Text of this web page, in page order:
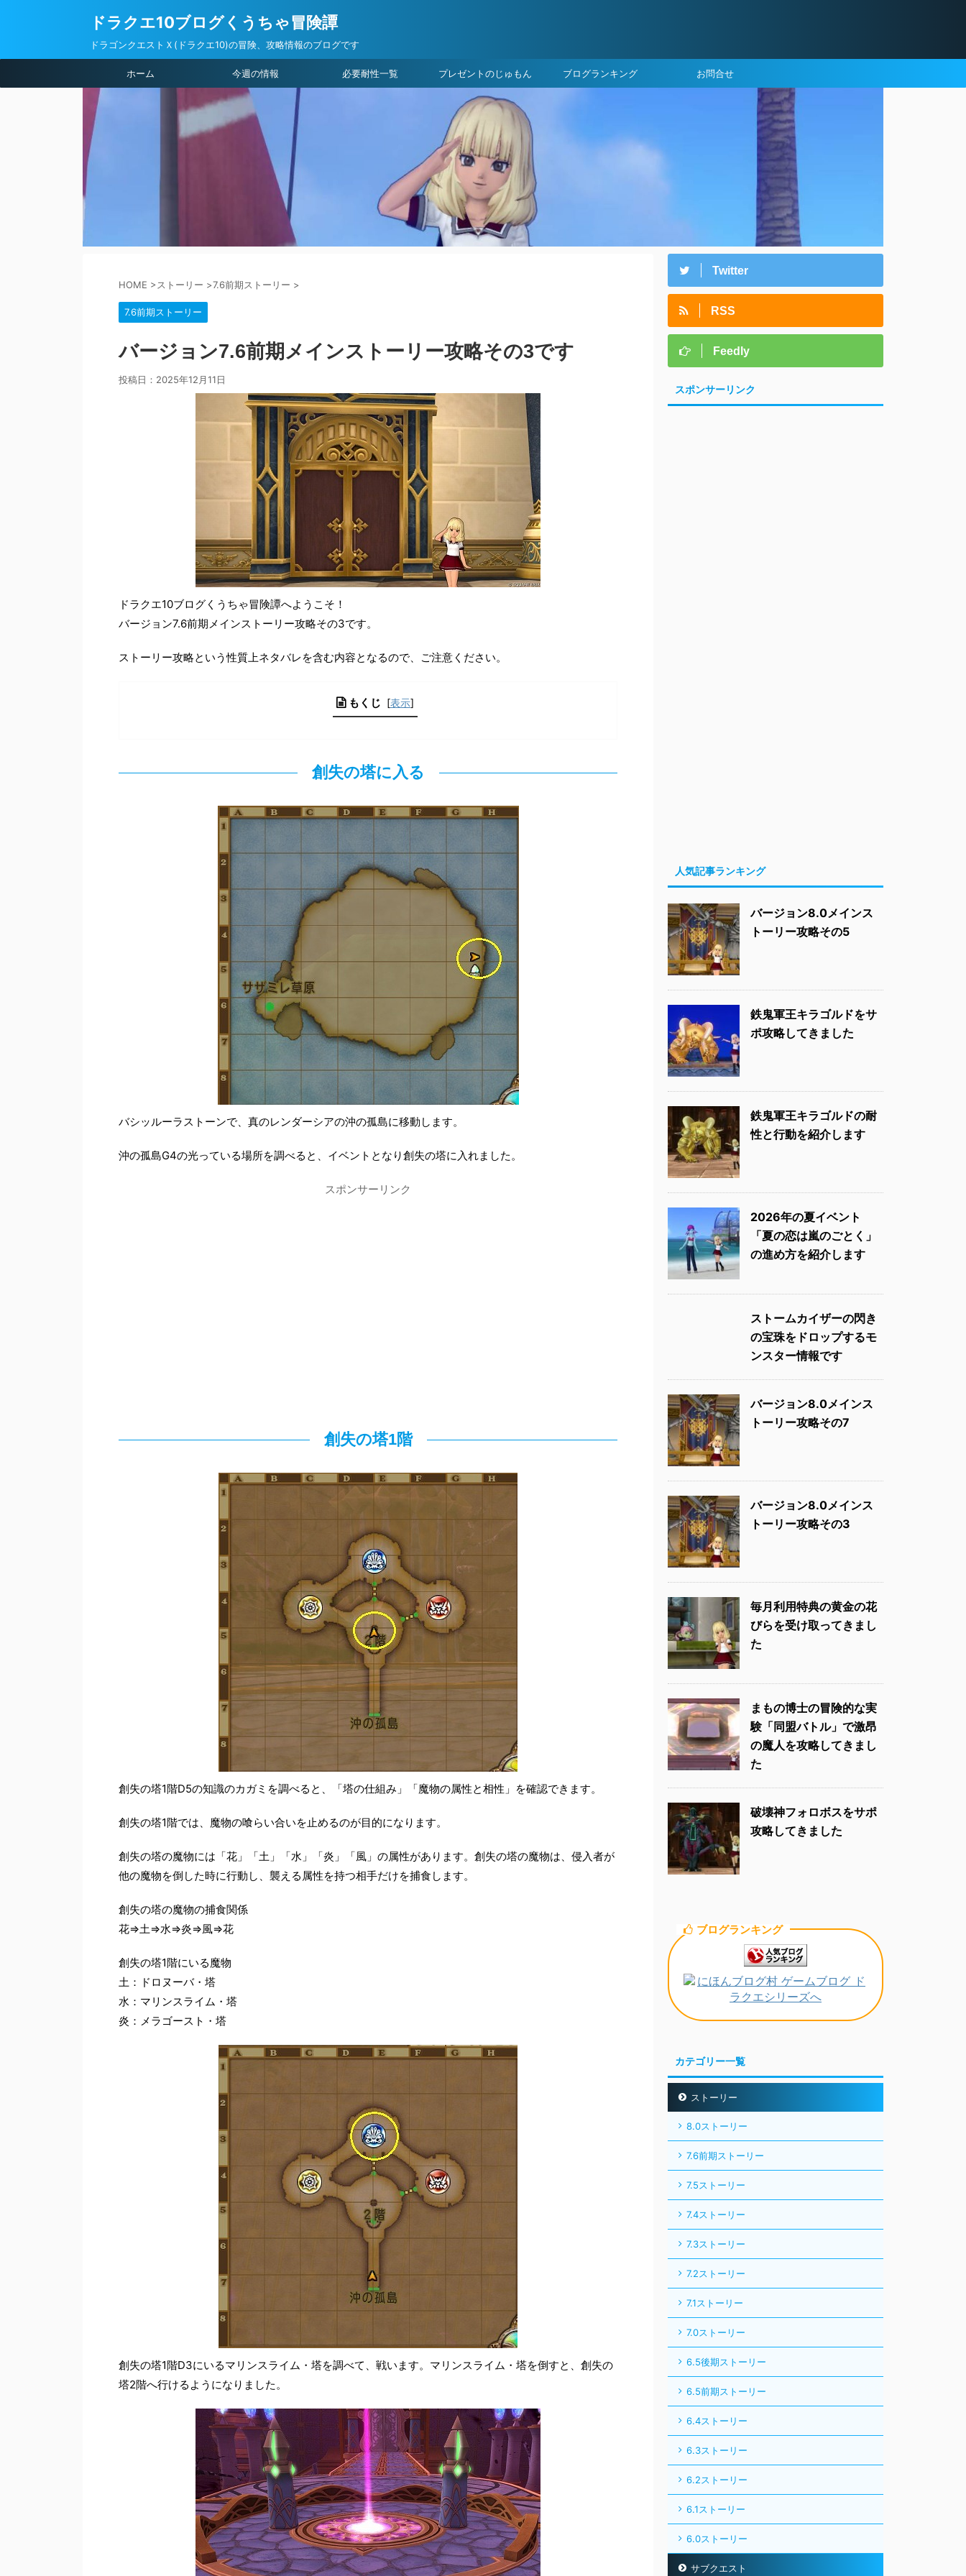
ドラクエ10ブログくうちゃ冒険譚
ドラゴンクエストＸ(ドラクエ10)の冒険、攻略情報のブログです
ホーム 今週の情報 必要耐性一覧 プレゼントのじゅもん ブログランキング お問合せ
HOME >ストーリー >7.6前期ストーリー >
7.6前期ストーリー
バージョン7.6前期メインストーリー攻略その3です
投稿日： 2025年12月11日
ドラクエ10ブログくうちゃ冒険譚へようこそ！
バージョン7.6前期メインストーリー攻略その3です。
ストーリー攻略という性質上ネタバレを含む内容となるので、ご注意ください。
もくじ [表示]
創失の塔に入る
バシッルーラストーンで、真のレンダーシアの沖の孤島に移動します。
沖の孤島G4の光っている場所を調べると、イベントとなり創失の塔に入れました。
スポンサーリンク
創失の塔1階
創失の塔1階D5の知識のカガミを調べると、「塔の仕組み」「魔物の属性と相性」を確認できます。
創失の塔1階では、魔物の喰らい合いを止めるのが目的になります。
創失の塔の魔物には「花」「土」「水」「炎」「風」の属性があります。創失の塔の魔物は、侵入者が
他の魔物を倒した時に行動し、襲える属性を持つ相手だけを捕食します。
創失の塔の魔物の捕食関係
花⇒土⇒水⇒炎⇒風⇒花
創失の塔1階にいる魔物
土：ドロヌーバ・塔
水：マリンスライム・塔
炎：メラゴースト・塔
創失の塔1階D3にいるマリンスライム・塔を調べて、戦います。マリンスライム・塔を倒すと、創失の
塔2階へ行けるようになりました。
Twitter
RSS
Feedly
スポンサーリンク
人気記事ランキング
バージョン8.0メインス
トーリー攻略その5
鉄鬼軍王キラゴルドをサ
ポ攻略してきました
鉄鬼軍王キラゴルドの耐
性と行動を紹介します
2026年の夏イベント
「夏の恋は嵐のごとく」
の進め方を紹介します
ストームカイザーの閃き
の宝珠をドロップするモ
ンスター情報です
バージョン8.0メインス
トーリー攻略その7
バージョン8.0メインス
トーリー攻略その3
毎月利用特典の黄金の花
びらを受け取ってきまし
た
まもの博士の冒険的な実
験「同盟バトル」で激昂
の魔人を攻略してきまし
た
破壊神フォロボスをサポ
攻略してきました
ブログランキング
カテゴリー一覧
ストーリー
8.0ストーリー
7.6前期ストーリー
7.5ストーリー
7.4ストーリー
7.3ストーリー
7.2ストーリー
7.1ストーリー
7.0ストーリー
6.5後期ストーリー
6.5前期ストーリー
6.4ストーリー
6.3ストーリー
6.2ストーリー
6.1ストーリー
6.0ストーリー
サブクエスト